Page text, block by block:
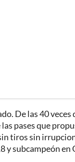
De las 40
pases que
tiros sin
y subcampeón en